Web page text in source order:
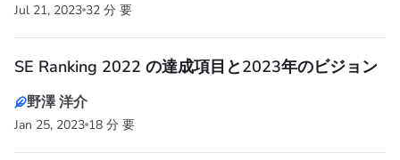
Jul 21, 2023 32 分 要
SE Ranking 2022 の達成項目と2023年のビジョン
野澤 洋介
Jan 25, 2023 18 分 要